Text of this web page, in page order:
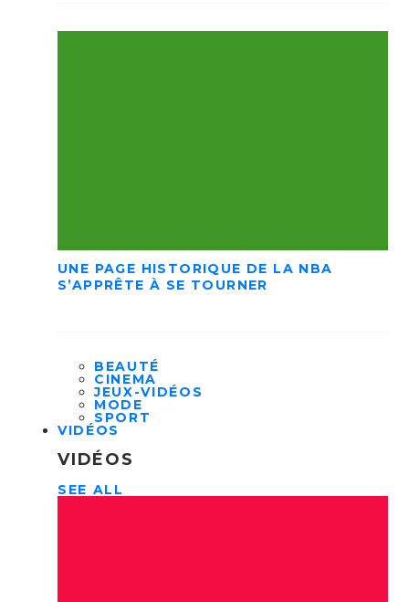
UNE PAGE HISTORIQUE DE LA NBA
S’APPRÊTE À SE TOURNER
BEAUTÉ
CINEMA
JEUX-VIDÉOS
MODE
SPORT
VIDÉOS
VIDÉOS
SEE ALL